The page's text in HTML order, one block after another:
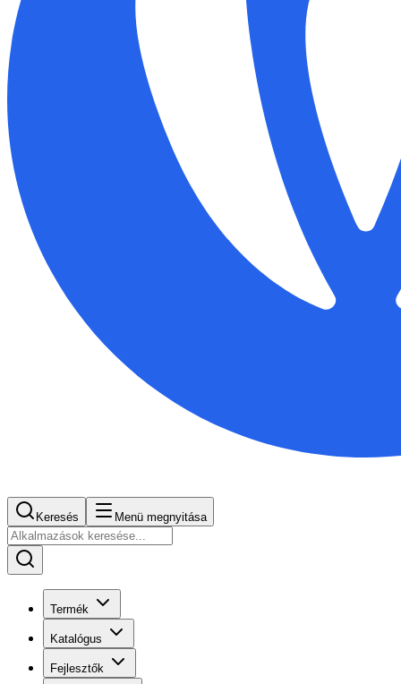
Keresés Menü megnyitása
Termék
Katalógus
Fejlesztők